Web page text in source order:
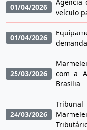
01/04/2026
Agência
veículo
01/04/2026
25/03/2026
com a
Brasília
24/03/2026